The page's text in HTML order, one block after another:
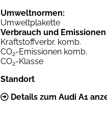
Umweltnormen:
Umweltplakette
Verbrauch und Emissionen
Kraftstoffverbr. komb.
CO2-Emissionen komb.
CO2-Klasse
Standort
Details zum Audi A1